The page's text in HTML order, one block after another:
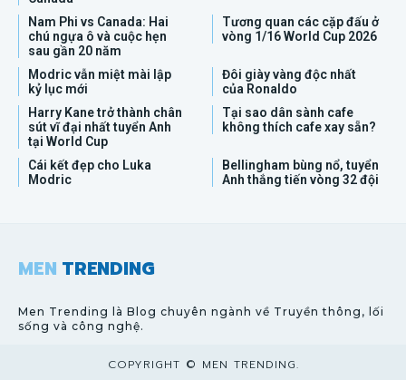
Nam Phi vs Canada: Hai
chú ngựa ô và cuộc hẹn
sau gần 20 năm
Tương quan các cặp đấu ở
vòng 1/16 World Cup 2026
Modric vẫn miệt mài lập
kỷ lục mới
Đôi giày vàng độc nhất
của Ronaldo
Harry Kane trở thành chân
sút vĩ đại nhất tuyển Anh
tại World Cup
Tại sao dân sành cafe
không thích cafe xay sẵn?
Cái kết đẹp cho Luka
Modric
Bellingham bùng nổ, tuyển
Anh thắng tiến vòng 32 đội
MEN TRENDING
Men Trending là Blog chuyên ngành về Truyền thông, lối
sống và công nghệ.
COPYRIGHT © MEN TRENDING.